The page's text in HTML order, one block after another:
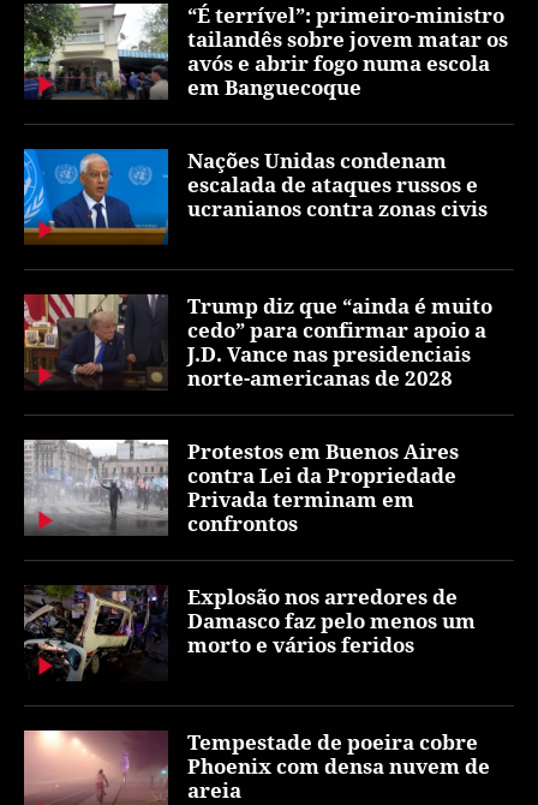
“É terrível”: primeiro-ministro
tailandês sobre jovem matar os
avós e abrir fogo numa escola
em Banguecoque
Nações Unidas condenam
escalada de ataques russos e
ucranianos contra zonas civis
Trump diz que “ainda é muito
cedo” para confirmar apoio a
J.D. Vance nas presidenciais
norte-americanas de 2028
Protestos em Buenos Aires
contra Lei da Propriedade
Privada terminam em
confrontos
Explosão nos arredores de
Damasco faz pelo menos um
morto e vários feridos
Tempestade de poeira cobre
Phoenix com densa nuvem de
areia